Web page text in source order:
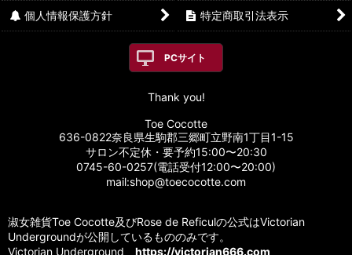
個人情報保護方針 特定商取引法表示
PCサイト
Thank you!
Toe Cocotte
636-0822奈良県生駒郡三郷町立野南1丁目1-15
サロン不定休・要予約15:00〜20:30
0745-60-0257(電話受付12:00〜20:00)
mail:shop@toecocotte.com
淑女雑貨Toe Cocotte及びRose de Reficulの公式はVictorian
Undergroundが公開しているもののみです。
Victorian Underground https://victorian666.com